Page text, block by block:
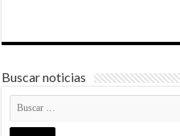
Buscar noticias